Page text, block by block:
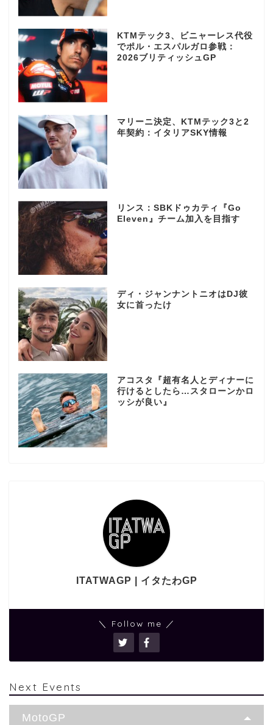
KTMテック3、ビニャーレス代役
でポル・エスパルガロ参戦：
2026ブリティッシュGP
マリーニ決定、KTMテック3と2
年契約：イタリアSKY情報
リンス：SBKドゥカティ『Go
Eleven』チーム加入を目指す
ディ・ジャンナントニオはDJ彼
女に首ったけ
アコスタ『超有名人とディナーに
行けるとしたら…スタローンかロ
ッシが良い』
ITATWAGP | イタたわGP
＼ Follow me ／
Next Events
MotoGP